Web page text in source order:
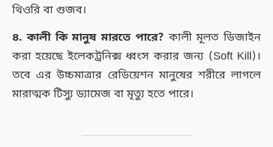
থিওরি বা গুজব।
৪. কালী কি মানুষ মারতে পারে? কালী মূলত ডিজাইন
করা হয়েছে ইলেকট্রনিক্স ধ্বংস করার জন্য (Soft Kill)।
তবে এর উচ্চমাত্রার রেডিয়েশন মানুষের শরীরে লাগলে
মারাত্মক টিস্যু ড্যামেজ বা মৃত্যু হতে পারে।